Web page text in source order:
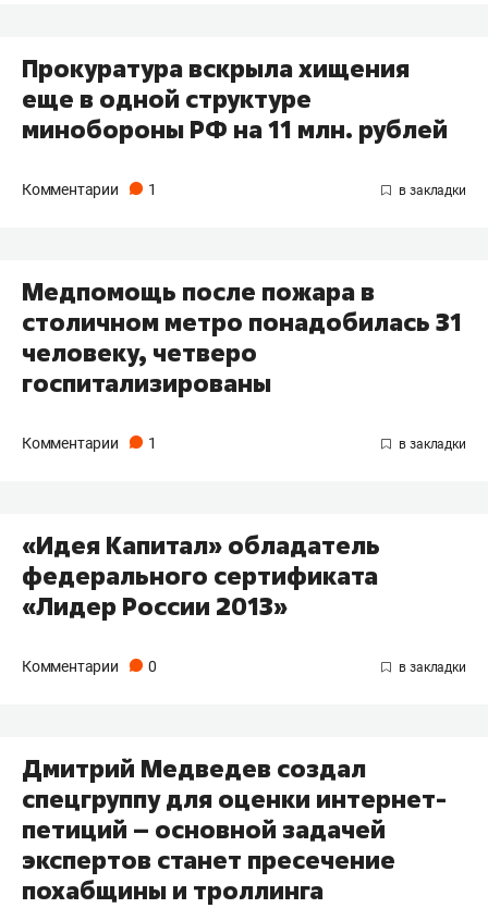
Прокуратура вскрыла хищения
еще в одной структуре
минобороны РФ на 11 млн. рублей
Комментарии 1
Медпомощь после пожара в
столичном метро понадобилась 31
человеку, четверо
госпитализированы
Комментарии 1
«Идея Капитал» обладатель
федерального сертификата
«Лидер России 2013»
Комментарии 0
Дмитрий Медведев создал
спецгруппу для оценки интернет-
петиций – основной задачей
экспертов станет пресечение
похабщины и троллинга